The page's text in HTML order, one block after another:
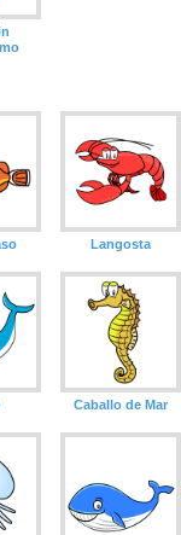
Langosta
Caballo de Mar